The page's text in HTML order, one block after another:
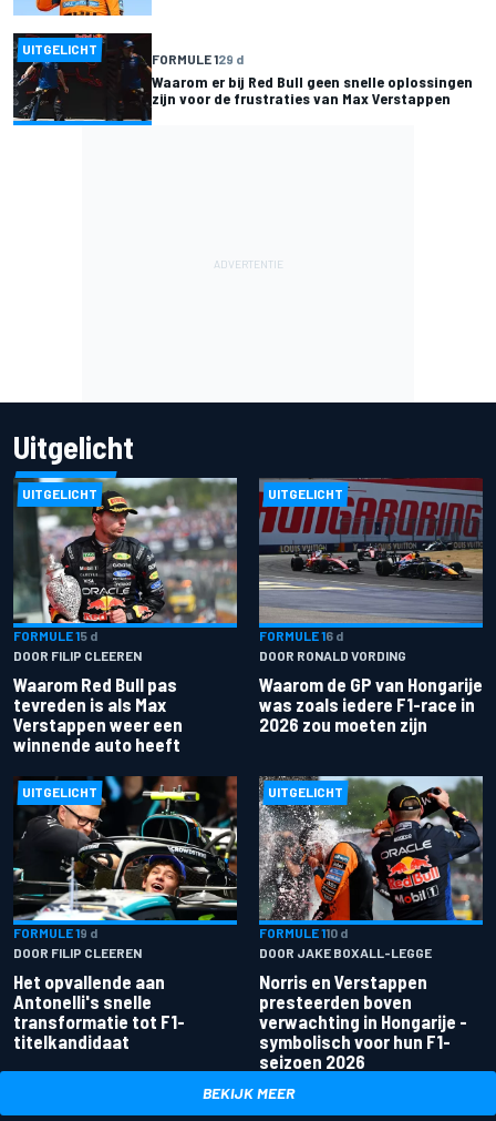
UITGELICHT
FORMULE 129 d
Waarom er bij Red Bull geen snelle oplossingen
zijn voor de frustraties van Max Verstappen
Uitgelicht
UITGELICHT
FORMULE 15 d
DOOR FILIP CLEEREN
Waarom Red Bull pas
tevreden is als Max
Verstappen weer een
winnende auto heeft
UITGELICHT
FORMULE 16 d
DOOR RONALD VORDING
Waarom de GP van Hongarije
was zoals iedere F1-race in
2026 zou moeten zijn
UITGELICHT
FORMULE 19 d
DOOR FILIP CLEEREN
Het opvallende aan
Antonelli's snelle
transformatie tot F1-
titelkandidaat
UITGELICHT
FORMULE 110 d
DOOR JAKE BOXALL-LEGGE
Norris en Verstappen
presteerden boven
verwachting in Hongarije -
symbolisch voor hun F1-
seizoen 2026
BEKIJK MEER